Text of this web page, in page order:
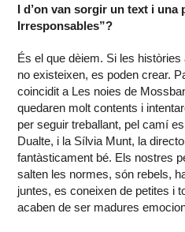
I d’on van sorgir un text i una
Irresponsables”?
És el que dèiem. Si les
no existeixen, es poden crear.
coincidit a Les noies de
quedaren molt contents i
per seguir treballant, pel camí
Dualte, i la Sílvia Munt, la
fantàsticament bé. Els nostres
salten les normes, són rebels,
juntes, es coneixen de petites i
acaben de ser madures